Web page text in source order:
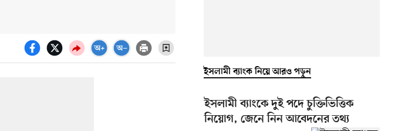
ইসলামী ব্যাংক নিয়ে আরও পড়ুন
ইসলামী ব্যাংকে দুই পদে চুক্তিভিত্তিক
নিয়োগ, জেনে নিন আবেদনের তথ্য